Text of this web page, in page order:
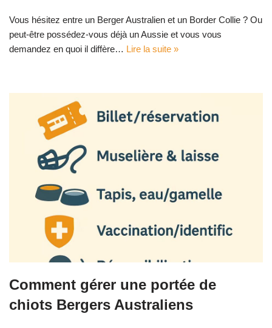
Vous hésitez entre un Berger Australien et un Border Collie ? Ou
peut-être possédez-vous déjà un Aussie et vous vous
demandez en quoi il diffère… Lire la suite »
Comment gérer une portée de
chiots Bergers Australiens